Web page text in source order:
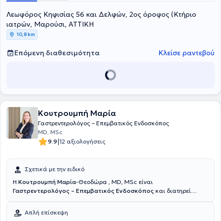
Γαστρεντερολογικής Εταιρείας, της Επαγγελματικής Ένωσης
Γαστρεντερολόγων Ελλάδος, του Ελληνικού Ιδρύματος
Γαστρεντερολογίας και Διατροφής και της European Chron's and
Colitis Organisation.
Λεωφόρος Κηφισίας 56 και Δελφών, 2ος όροφος (Κτήριο
ιατρών, Μαρούσι, ΑΤΤΙΚΗ
10,8 km
Επόμενη διαθεσιμότητα Κλείσε ραντεβού
Κουτρουμπή Μαρία
Γαστρεντερολόγος – Επεμβατικός Ενδοσκόπος
MD, MSc
9.9|12 αξιολογήσεις
Σχετικά με την ειδικό
Η Κουτρουμπή Μαρία-Θεοδώρα , MD, MSc είναι
Γαστρεντερολόγος – Επεμβατικός Ενδοσκόπος και διατηρεί
Επιμελήτρια στη Β’ Γαστρεντερολογική Κλινική του Νοσοκομείου
ΥΓΕΙΑ . Παράλληλα, πραγματοποιεί ενδοσκοπήσεις στο Affidea
Απλή επίσκεψη